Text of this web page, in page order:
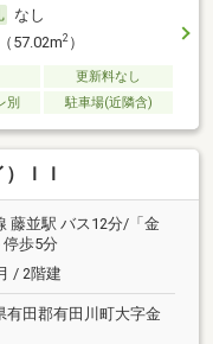
なし
57.02m2）
更新料なし
別 駐車場(近隣含)
ＩＩ
藤並駅 バス12分/「金
歩5分
/ 2階建
有田郡有田川町大字金